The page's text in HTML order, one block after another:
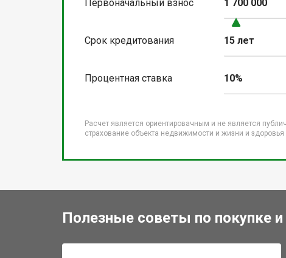
Первоначальный взнос 1 700 000
Срок кредитования 15 лет
Процентная ставка 10%
Расчет является ориентировачным и не является
страхование объекта недвижимости и жизни и здоровья
Полезные советы по покупке